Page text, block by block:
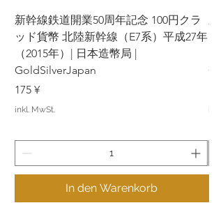
新幹線鉄道開業50周年記念 100円クラ
ッド貨幣 北陸新幹線（E7系）平成27年
（2015年）| 日本造幣局 |
GoldSilverJapan
Preis
175 ¥
inkl. MwSt.
In den Warenkorb